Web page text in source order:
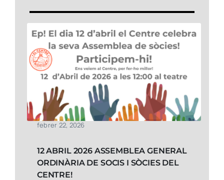
febrer 22, 2026
12 ABRIL 2026 ASSEMBLEA GENERAL
ORDINÀRIA DE SOCIS I SÒCIES DEL
CENTRE!